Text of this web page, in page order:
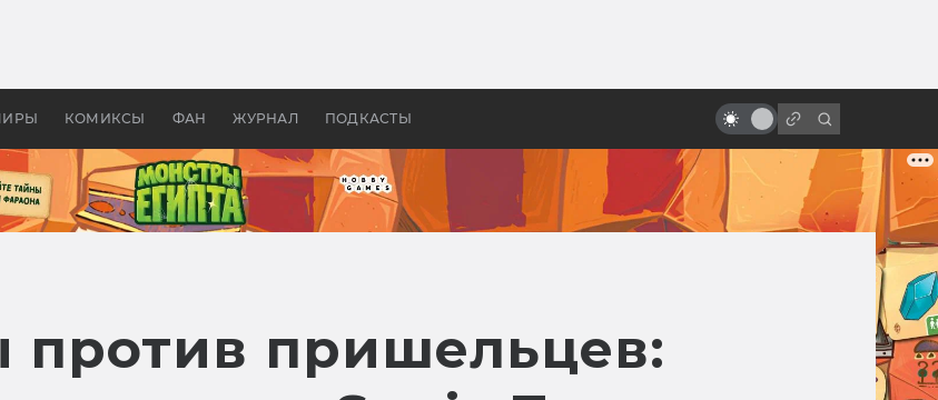
КОМИКСЫ ФАН ЖУРНАЛ ПОДКАСТЫ
в России —
бы «Властелина колец»
лучшему
против пришельцев: